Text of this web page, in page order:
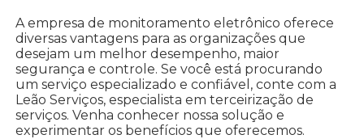
A empresa de monitoramento eletrônico oferece
diversas vantagens para as organizações que
desejam um melhor desempenho, maior
segurança e controle. Se você está procurando
um serviço especializado e confiável, conte com a
Leão Serviços, especialista em terceirização de
serviços. Venha conhecer nossa solução e
experimentar os benefícios que oferecemos.